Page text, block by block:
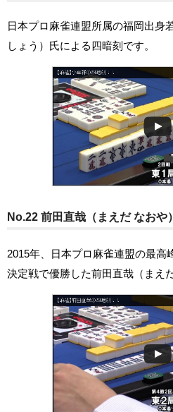
日本プロ麻雀連盟所属の福岡出身
しょう）氏による四暗刻です。
No.22 前田直哉（まえだ なおや
2015年、日本プロ麻雀連盟の最高
決定戦で優勝した前田直哉（まえ